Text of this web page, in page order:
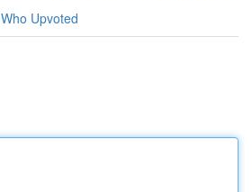
Who Upvoted